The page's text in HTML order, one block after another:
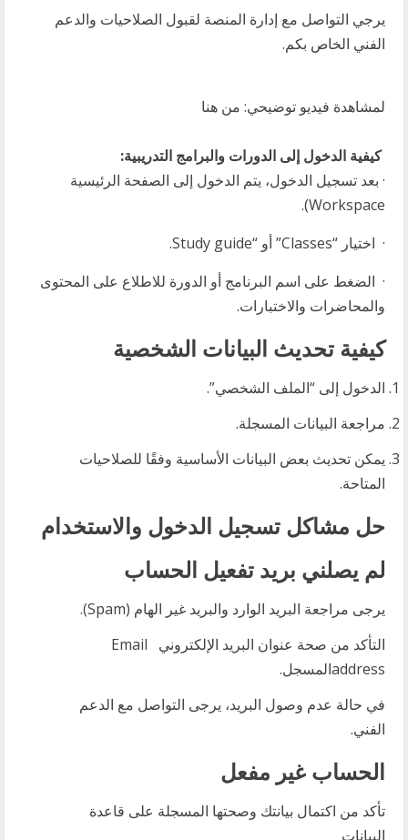
يرجي التواصل مع إدارة المنصة لقبول الصلاحيات والدعم
الفني الخاص بكم.
لمشاهدة فيديو توضيحي: من هنا
كيفية الدخول إلى الدورات والبرامج التدريبية:
· بعد تسجيل الدخول، يتم الدخول إلى الصفحة الرئيسية
Workspace).
· اختيار “Classes” أو “Study guide.
· الضغط على اسم البرنامج أو الدورة للاطلاع على المحتوى
والمحاضرات والاختبارات.
كيفية تحديث البيانات الشخصية
الدخول إلى “الملف الشخصي”.
مراجعة البيانات المسجلة.
يمكن تحديث بعض البيانات الأساسية وفقًا للصلاحيات
المتاحة.
حل مشاكل تسجيل الدخول والاستخدام
لم يصلني بريد تفعيل الحساب
يرجى مراجعة البريد الوارد والبريد غير الهام (Spam).
التأكد من صحة عنوان البريد الإلكتروني Email
addressالمسجل.
في حالة عدم وصول البريد، يرجى التواصل مع الدعم
الفني.
الحساب غير مفعل
تأكد من اكتمال بيانتك وصحتها المسجلة على قاعدة
البيانات